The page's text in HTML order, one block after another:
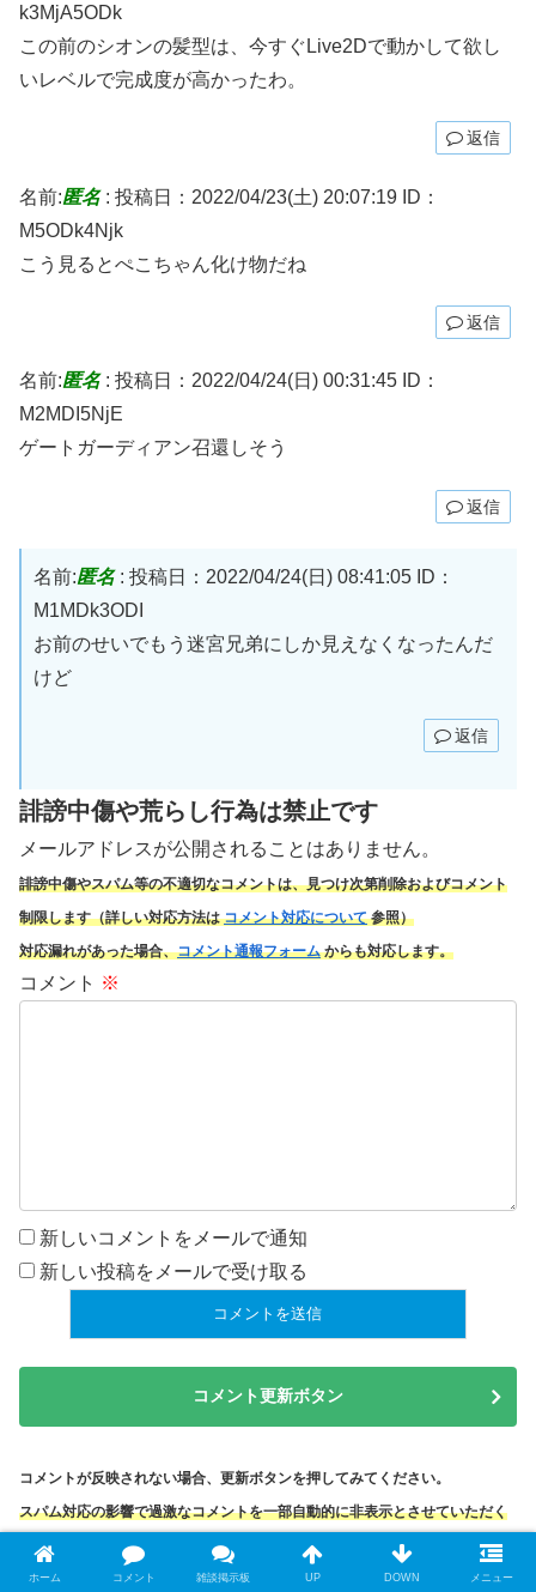
k3MjA5ODk
この前のシオンの髪型は、今すぐLive2Dで動かして欲し
いレベルで完成度が高かったわ。
返信
名前:匿名: 投稿日：2022/04/23(土) 20:07:19 ID：
M5ODk4Njk
こう見るとぺこちゃん化け物だね
返信
名前:匿名: 投稿日：2022/04/24(日) 00:31:45 ID：
M2MDI5NjE
ゲートガーディアン召還しそう
返信
名前:匿名: 投稿日：2022/04/24(日) 08:41:05
ID：
M1MDk3ODI
お前のせいでもう迷宮兄弟にしか見えなくなったんだ
けど
返信
誹謗中傷や荒らし行為は禁止です
メールアドレスが公開されることはありません。
誹謗中傷やスパム等の不適切なコメントは、見つけ次第削除およびコメント
制限します（詳しい対応方法はコメント対応について参照）
対応漏れがあった場合、コメント通報フォームからも対応します。
コメント ※
新しいコメントをメールで通知
新しい投稿をメールで受け取る
コメント更新ボタン
コメントが反映されない場合、更新ボタンを押してみてください。
スパム対応の影響で過激なコメントを一部自動的に非表示とさせていただく
ことがあります。
ホーム コメント 雑談掲示板 UP DOWN メニュー